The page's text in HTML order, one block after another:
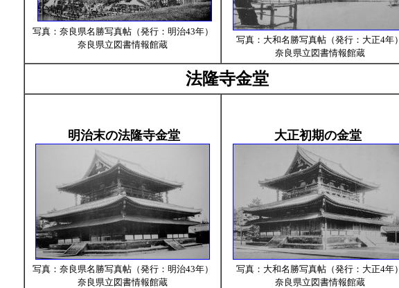
写真：奈良県名勝写真帖（発行：明治43年）
奈良県立図書情報館蔵
写真：大和名勝写真帖（発行：大正4年）
奈良県立図書情報館蔵
法隆寺金堂
明治末の法隆寺金堂
写真：奈良県名勝写真帖（発行：明治43年）
奈良県立図書情報館蔵
大正初期の金堂
写真：大和名勝写真帖（発行：大正4年）
奈良県立図書情報館蔵